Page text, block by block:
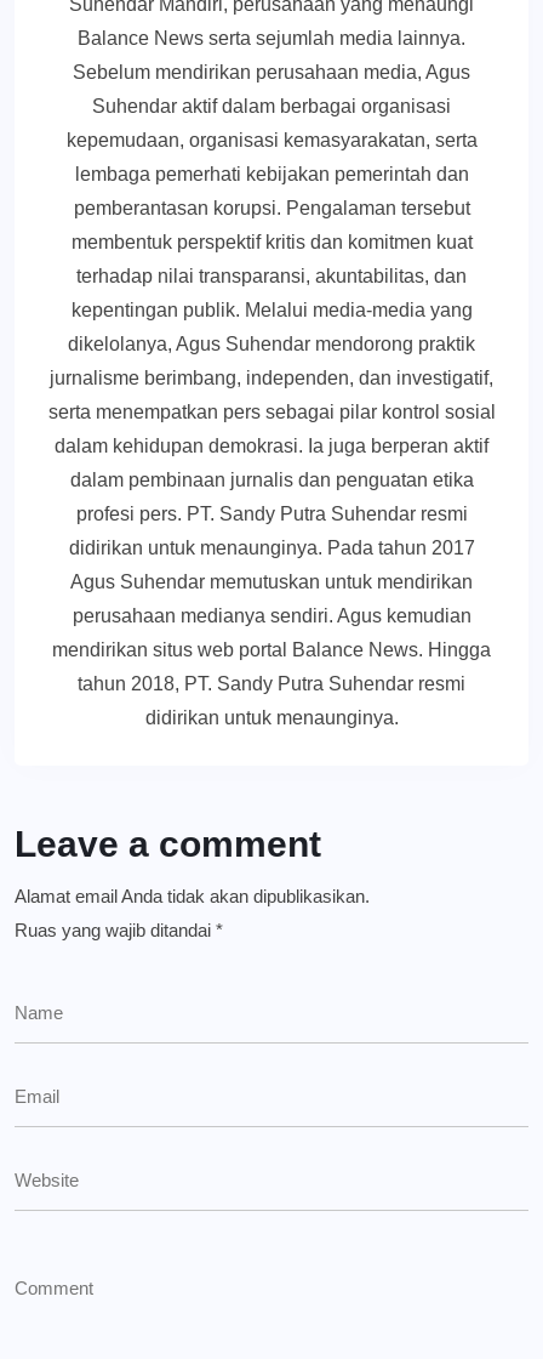
Suhendar Mandiri, perusahaan yang menaungi
Balance News serta sejumlah media lainnya.
Sebelum mendirikan perusahaan media, Agus
Suhendar aktif dalam berbagai organisasi
kepemudaan, organisasi kemasyarakatan, serta
lembaga pemerhati kebijakan pemerintah dan
pemberantasan korupsi. Pengalaman tersebut
membentuk perspektif kritis dan komitmen kuat
terhadap nilai transparansi, akuntabilitas, dan
kepentingan publik. Melalui media-media yang
dikelolanya, Agus Suhendar mendorong praktik
jurnalisme berimbang, independen, dan investigatif,
serta menempatkan pers sebagai pilar kontrol sosial
dalam kehidupan demokrasi. Ia juga berperan aktif
dalam pembinaan jurnalis dan penguatan etika
profesi pers. PT. Sandy Putra Suhendar resmi
didirikan untuk menaunginya. Pada tahun 2017
Agus Suhendar memutuskan untuk mendirikan
perusahaan medianya sendiri. Agus kemudian
mendirikan situs web portal Balance News. Hingga
tahun 2018, PT. Sandy Putra Suhendar resmi
didirikan untuk menaunginya.
Leave a comment
Alamat email Anda tidak akan dipublikasikan.
Ruas yang wajib ditandai *